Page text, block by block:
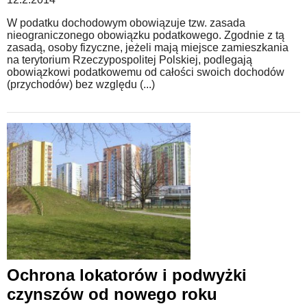
W podatku dochodowym obowiązuje tzw. zasada
nieograniczonego obowiązku podatkowego. Zgodnie z tą
zasadą, osoby fizyczne, jeżeli mają miejsce zamieszkania
na terytorium Rzeczypospolitej Polskiej, podlegają
obowiązkowi podatkowemu od całości swoich dochodów
(przychodów) bez względu (...)
Ochrona lokatorów i podwyżki
czynszów od nowego roku